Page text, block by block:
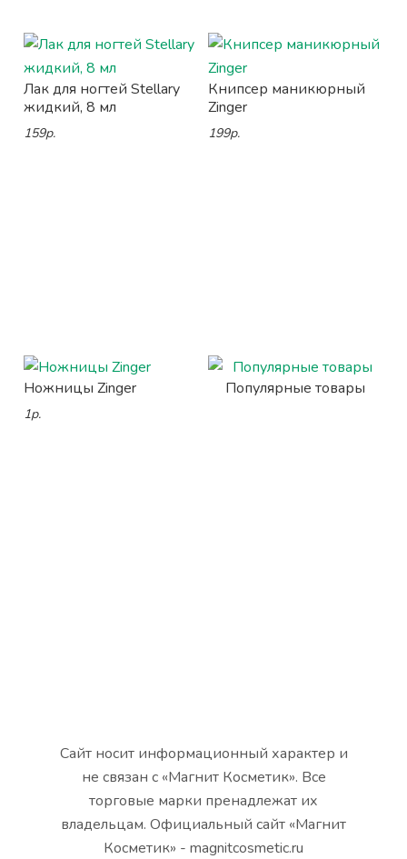
Лак для ногтей Stellary
жидкий, 8 мл
159р.
Книпсер маникюрный
Zinger
199р.
Ножницы Zinger
1р.
Популярные товары
Сайт носит информационный характер и
не связан с «Магнит Косметик». Все
торговые марки пренадлежат их
владельцам. Официальный сайт «Магнит
Косметик» - magnitcosmetic.ru